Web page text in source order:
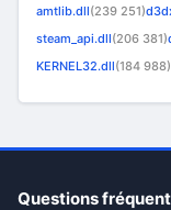
amtlib.dll(239 251)
steam_api.dll(206 381)
KERNEL32.dll(184 988)
Questions